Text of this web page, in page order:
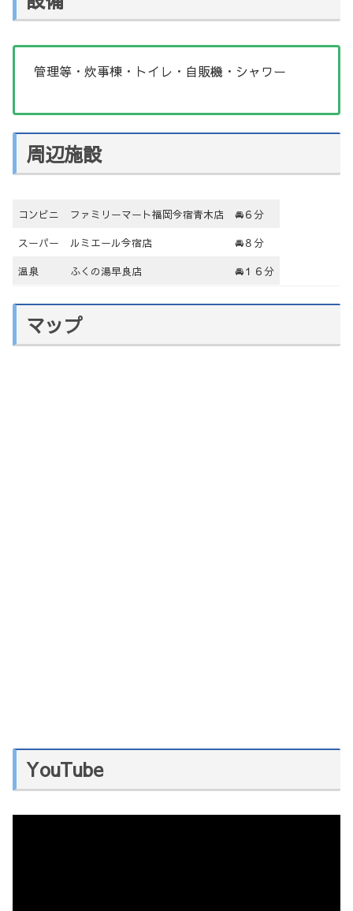
管理等・炊事棟・トイレ・自販機・シャワー
周辺施設
コンビニ ファミリーマート福岡今宿青木店 🚘６分
スーパー ルミエール今宿店 🚘８分
温泉 ふくの湯早良店 🚘１６分
マップ
YouTube